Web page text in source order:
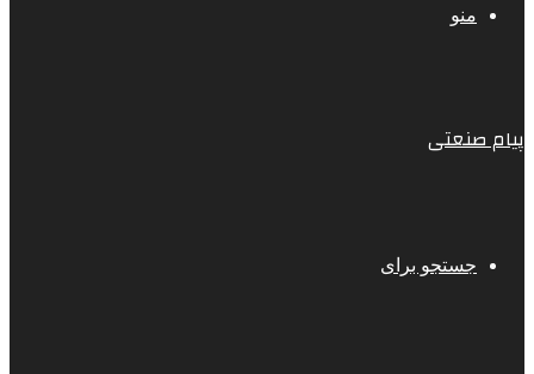
منو
پیام صنعتی
جستجو برای